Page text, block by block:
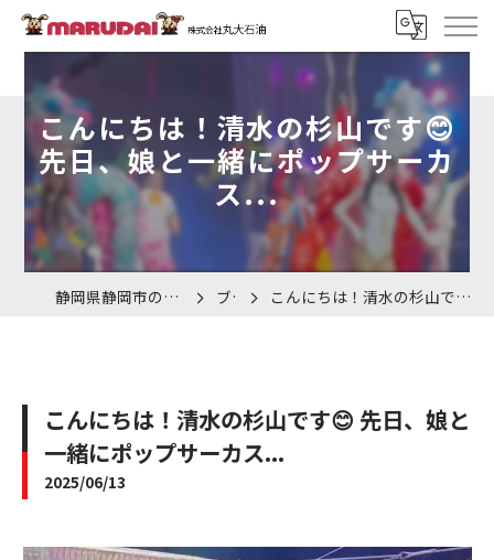
こんにちは！清水の杉山です😊
先日、娘と一緒にポップサーカ
ス...
静岡県静岡市の車検なら株式会社丸大石油 ブログ こんにちは！清水の杉山です😊 先日、娘と一緒にポップサーカス...
こんにちは！清水の杉山です😊 先日、娘と
一緒にポップサーカス...
2025/06/13